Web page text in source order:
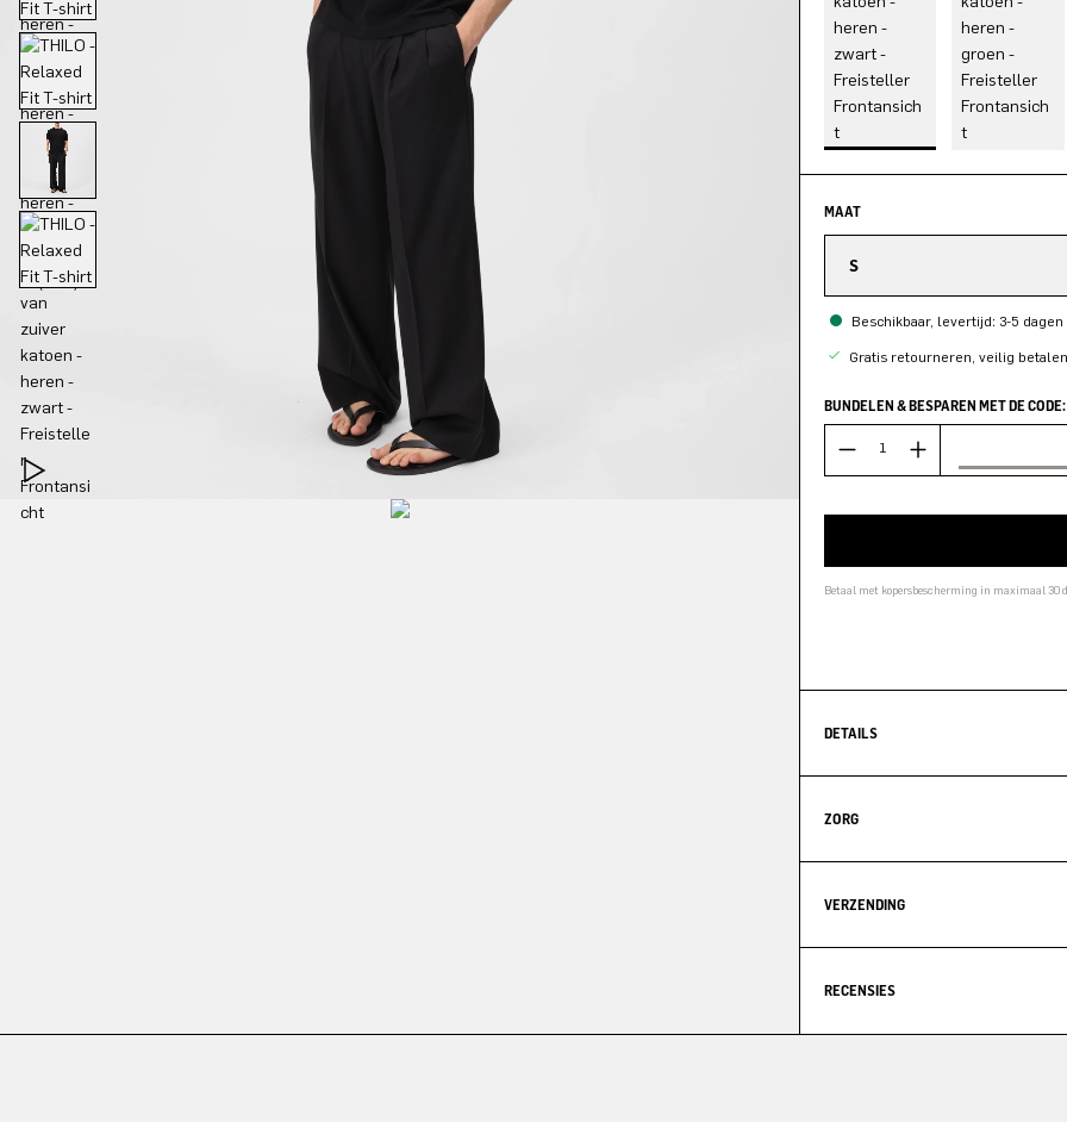
MAAT
S
Beschikbaar, levertijd: 3-5 dagen
Gratis retourneren, veilig betalen
BUNDELEN & BESPAREN MET DE
Betaal met kopersbescherming in maximaal 30
DETAILS
ZORG
VERZENDING
RECENSIES